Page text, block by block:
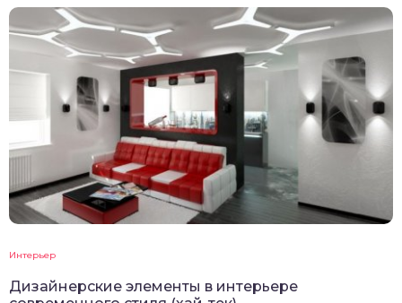
Интерьер
Дизайнерские элементы в интерьере